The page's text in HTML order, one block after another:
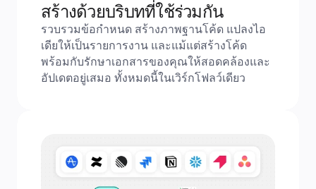
สร้างด้วยบริบทที่ใช้ร่วมกัน
รวบรวมข้อกำหนด สร้างภาพฐานโค้ด แปลงไอ
เดียให้เป็นรายการงาน และแม้แต่สร้างโค้ด
พร้อมกับรักษาเอกสารของคุณให้สอดคล้องและ
อัปเดตอยู่เสมอ ทั้งหมดนี้ในเวิร์กโฟลว์เดียว